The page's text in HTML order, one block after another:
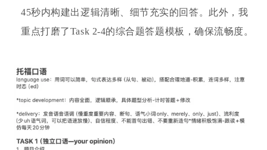
45秒内构建出逻辑清晰、细节充实的回答。此外，我
重点打磨了Task 2-4的综合题答题模板，确保流畅度。